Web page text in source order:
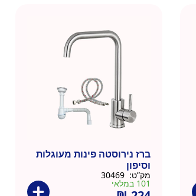
ברז נירוסטה פינות מעוגלות
וסיפון
מק”ט:
101 במלאי